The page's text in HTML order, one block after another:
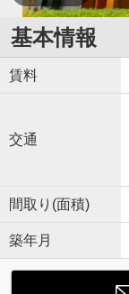
基本情報
賃料
交通
間取り(面積)
築年月